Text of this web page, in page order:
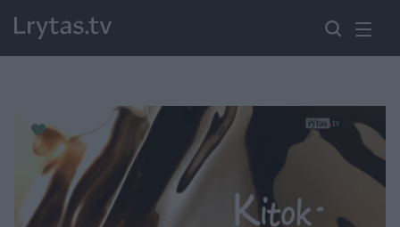
Paremkite Ukrainą